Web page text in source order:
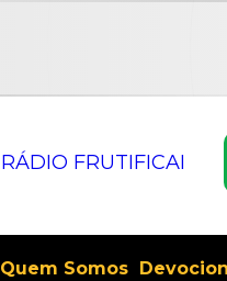
Quem Somos